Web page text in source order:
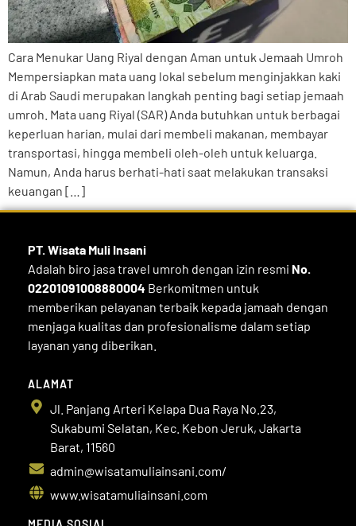
Cara Menukar Uang Riyal dengan Aman untuk Jemaah Umroh
Mempersiapkan mata uang lokal sebelum menginjakkan kaki
di Arab Saudi merupakan langkah penting bagi setiap jemaah
umroh. Mata uang Riyal (SAR) Anda butuhkan untuk berbagai
keperluan harian, mulai dari membeli makanan, membayar
transportasi, hingga membeli oleh-oleh untuk keluarga.
Namun, Anda harus berhati-hati saat melakukan transaksi
keuangan […]
PT. Wisata Muli Insani
Adalah biro jasa travel umroh dengan izin resmi No.
02201091008880004 Berkomitmen untuk
memberikan pelayanan terbaik kepada jamaah dengan
menjaga kualitas dan profesionalisme dalam setiap
layanan yang diberikan.
ALAMAT
Jl. Panjang Arteri Kelapa Dua Raya No.23,
Sukabumi Selatan, Kec. Kebon Jeruk, Jakarta
Barat, 11560
admin@wisatamuliainsani.com/
www.wisatamuliainsani.com